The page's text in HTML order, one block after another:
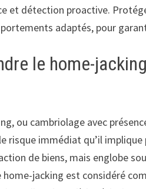
et détection proactive.
adaptés, pour
le home-
ou cambriolage avec
risque immédiat qu’il
de biens, mais englobe
home-jacking est considéré